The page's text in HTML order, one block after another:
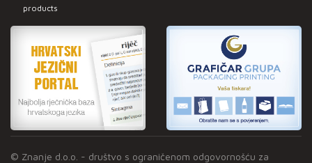
products
© Znanje d.o.o. - društvo s ograničenom odgovornošću za